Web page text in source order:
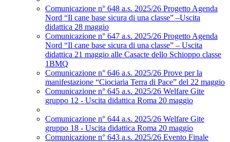
Comunicazione n° 648 a.s. 2025/26 Progetto Agenda
Nord “Il cane base sicura di una classe” –Uscita
didattica 28 maggio
Comunicazione n° 647 a.s. 2025/26 Progetto Agenda
Nord “Il cane base sicura di una classe” – Uscita
didattica 21 maggio alle Casacte dello Schioppo classe
1BMQ
Comunicazione n° 646 a.s. 2025/26 Prove per la
manifestazione “Ciociaria Terra di Pace” del 22 maggio
Comunicazione n° 645 a.s. 2025/26 Welfare Gite
gruppo 12 - Uscita didattica Roma 20 maggio
Comunicazione n° 644 a.s. 2025/26 Welfare Gite
gruppo 18 - Uscita didattica Roma 20 maggio
Comunicazione n° 643 a.s. 2025/26 Evento Finale